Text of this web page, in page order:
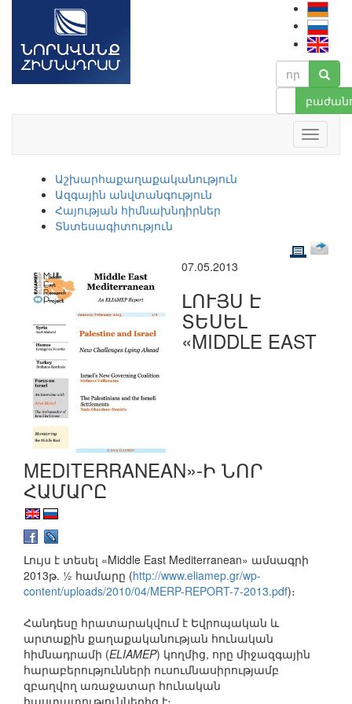
Աշխարհաքաղաքականություն
Ազգային անվտանգություն
Հայության հիմնախնդիրներ
Տնտեսագիտություն
07.05.2013
ԼՈՒՅՍ Է
ՏԵՍԵԼ
«MIDDLE EAST
MEDITERRANEAN»-Ի ՆՈՐ
ՀԱՄԱՐԸ
Լույս է տեսել «Middle East Mediterranean» ամսագրի
2013թ. ½ համարը (http://www.eliamep.gr/wp-
content/uploads/2010/04/MERP-REPORT-7-2013.pdf)։
Հանդեսը հրատարակվում է Եվրոպական և
արտաքին քաղաքականության հունական
հիմնադրամի (ELIAMEP) կողմից, որը միջազգային
հարաբերությունների ուսումնասիրությամբ
զբաղվող առաջատար հունական